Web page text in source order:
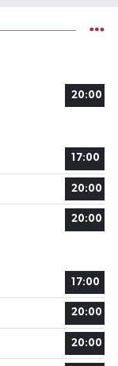
20:00
17:00
20:00
20:00
17:00
20:00
20:00